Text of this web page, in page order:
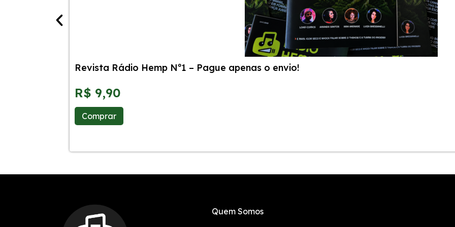
Revista Rádio Hemp Nº1 – Pague apenas o envio!
R$ 9,90
Comprar
Quem Somos